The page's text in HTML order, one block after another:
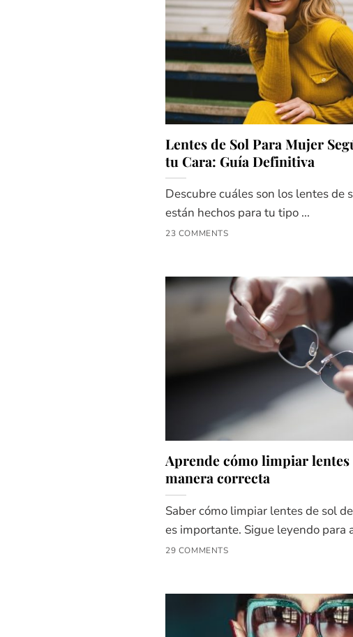
Lentes de Sol Para Mujer
tu Cara: Guía Definitiva
Descubre cuáles son los lentes de
están hechos para tu tipo ...
23 COMMENTS
Aprende cómo limpiar lentes
manera correcta
Saber cómo limpiar lentes de sol
es importante. Sigue leyendo para
29 COMMENTS